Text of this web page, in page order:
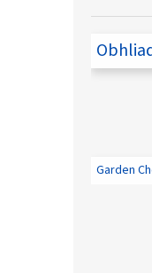
Garden